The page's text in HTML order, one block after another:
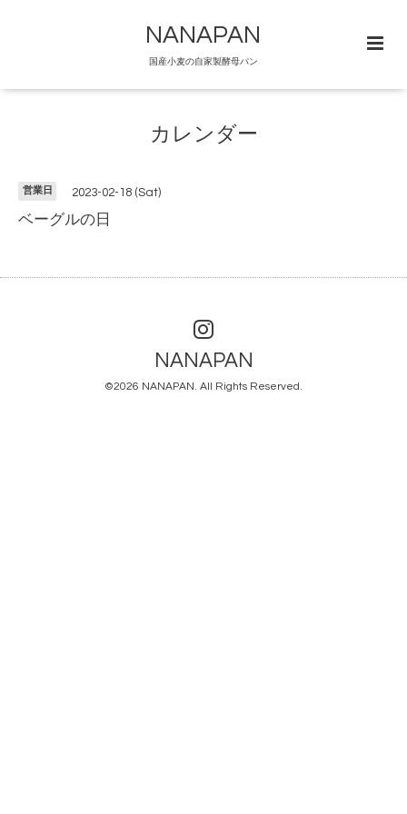
NANAPAN
国産小麦の自家製酵母パン
カレンダー
営業日 2023-02-18 (Sat)
ベーグルの日
NANAPAN
©2026 NANAPAN. All Rights Reserved.